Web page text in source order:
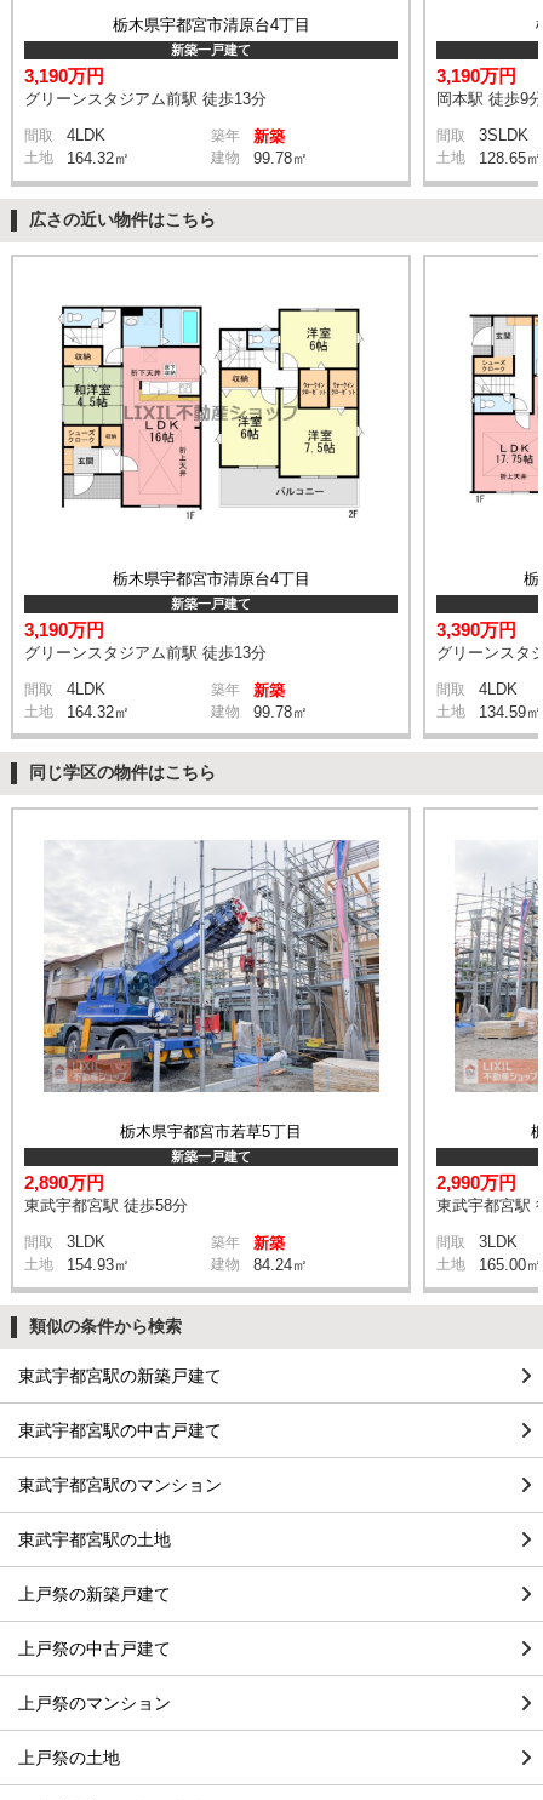
栃木県宇都宮市清原台4丁目
新築一戸建て
3,190万円
グリーンスタジアム前駅 徒歩13分
間取 4LDK 築年 新築
土地 164.32㎡ 建物 99.78㎡
3,190万円
岡本駅 徒歩9分
間取 3SLDK
土地 128.65㎡
広さの近い物件はこちら
栃木県宇都宮市清原台4丁目
新築一戸建て
3,190万円
グリーンスタジアム前駅 徒歩13分
間取 4LDK 築年 新築
土地 164.32㎡ 建物 99.78㎡
栃
3,390万円
グリーンスタ
間取 4LDK
土地 134.59㎡
同じ学区の物件はこちら
栃木県宇都宮市若草5丁目
新築一戸建て
2,890万円
東武宇都宮駅 徒歩58分
間取 3LDK 築年 新築
土地 154.93㎡ 建物 84.24㎡
2,990万円
東武宇都宮駅
間取 3LDK
土地 165.00㎡
類似の条件から検索
東武宇都宮駅の新築戸建て
東武宇都宮駅の中古戸建て
東武宇都宮駅のマンション
東武宇都宮駅の土地
上戸祭の新築戸建て
上戸祭の中古戸建て
上戸祭のマンション
上戸祭の土地